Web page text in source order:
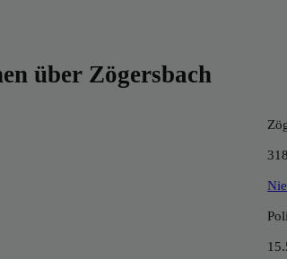
über Zögersbach